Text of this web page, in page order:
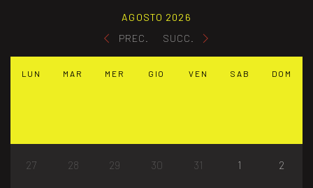
PREC.
AGOSTO 2026
SUCC.
LUN MAR MER GIO VEN SAB DOM
27 28 29 30 31 1 2